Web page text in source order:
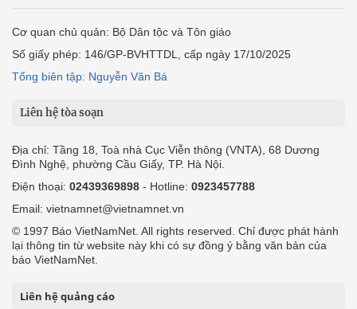
Cơ quan chủ quản: Bộ Dân tộc và Tôn giáo
Số giấy phép: 146/GP-BVHTTDL, cấp ngày 17/10/2025
Tổng biên tập: Nguyễn Văn Bá
Liên hệ tòa soạn
Địa chỉ: Tầng 18, Toà nhà Cục Viễn thông (VNTA), 68 Dương
Đình Nghệ, phường Cầu Giấy, TP. Hà Nội.
Điện thoại: 02439369898 - Hotline: 0923457788
Email: vietnamnet@vietnamnet.vn
© 1997 Báo VietNamNet. All rights reserved. Chỉ được phát hành
lại thông tin từ website này khi có sự đồng ý bằng văn bản của
báo VietNamNet.
Liên hệ quảng cáo